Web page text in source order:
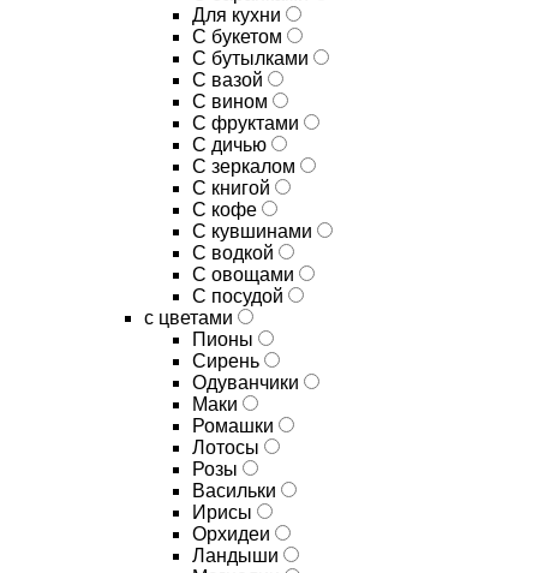
Для кухни
C букетом
C бутылками
C вазой
C вином
C фруктами
C дичью
C зеркалом
C книгой
C кофе
C кувшинами
C водкой
C овощами
C посудой
с цветами
Пионы
Сирень
Одуванчики
Маки
Ромашки
Лотосы
Розы
Васильки
Ирисы
Орхидеи
Ландыши